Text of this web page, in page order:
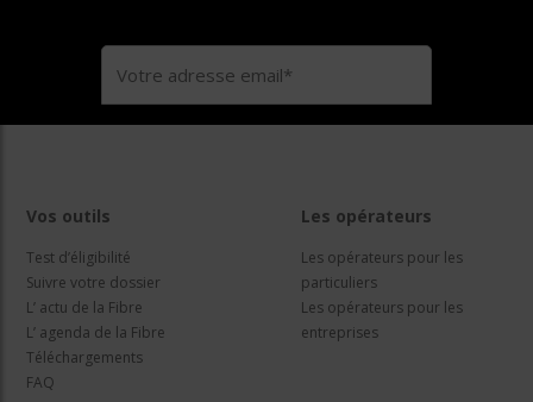
Vos outils
Test d’éligibilité
Suivre votre dossier
L’ actu de la Fibre
L’ agenda de la Fibre
Téléchargements
FAQ
Les opérateurs
Les opérateurs pour les
particuliers
Les opérateurs pour les
entreprises